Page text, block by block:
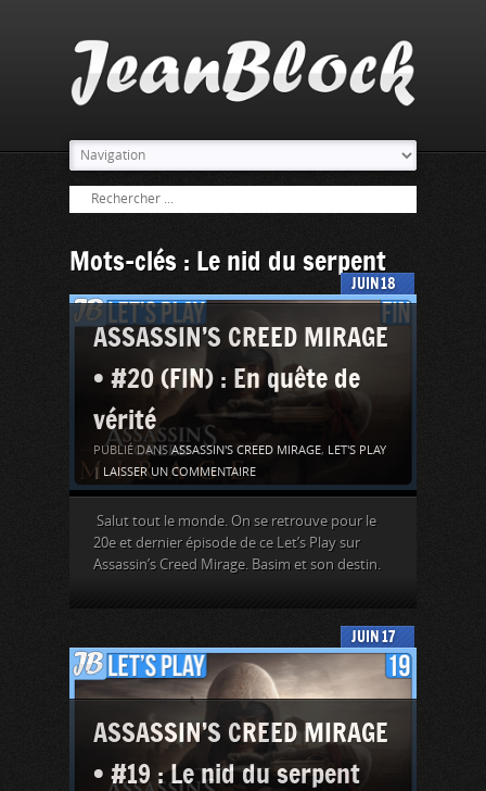
Mots-clés : Le nid du serpent
18
JUIN
ASSASSIN’S CREED MIRAGE
• #20 (FIN) : En quête de
vérité
PUBLIÉ DANS ASSASSIN'S CREED MIRAGE, LET'S PLAY
|
LAISSER UN COMMENTAIRE
Salut tout le monde. On se retrouve pour le
20e et dernier épisode de ce Let’s Play sur
Assassin’s Creed Mirage. Basim et son destin.
17
JUIN
ASSASSIN’S CREED MIRAGE
• #19 : Le nid du serpent